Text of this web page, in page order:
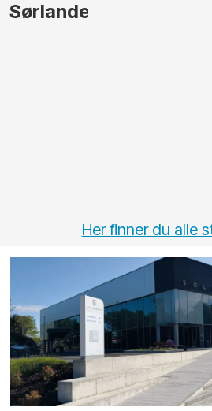
Sørlandet
Her finner du alle